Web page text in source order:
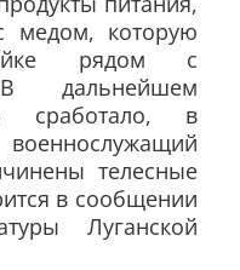
медом, которую
рядом с
дальнейшем
сработало, в
телесные
в сообщении
Луганской